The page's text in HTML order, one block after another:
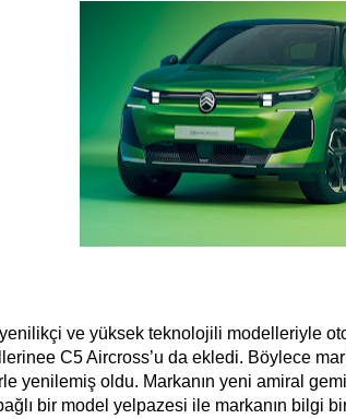
ve yüksek teknolojili modelleriyle
C5 Aircross’u da ekledi. Böylece
yenilemiş oldu. Markanın yeni amiral
bir model yelpazesi ile markanın bilgi